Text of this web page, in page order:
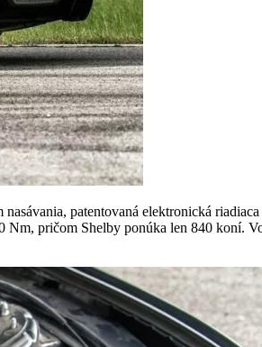
patentovaná elektronická
pričom Shelby ponúka len 840 koní.